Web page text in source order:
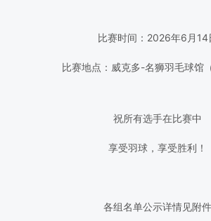
比赛时间：2026年6月14
比赛地点：威克多-名狮羽毛球馆
祝所有选手在比赛中
享受羽球，享受胜利！
各组名单公示详情见附件